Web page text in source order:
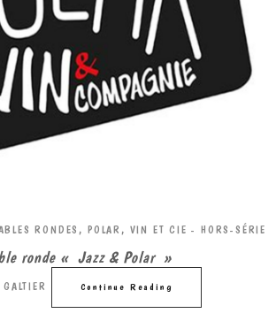
RONDES , POLAR, VIN ET CIE - HORS-SÉRIE
ronde « Jazz & Polar »
Continue Reading